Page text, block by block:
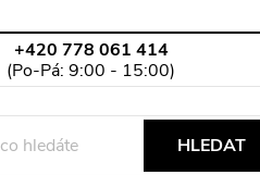
+420 778 061 414
Podmínky ochrany osobních údajů
HLEDAT